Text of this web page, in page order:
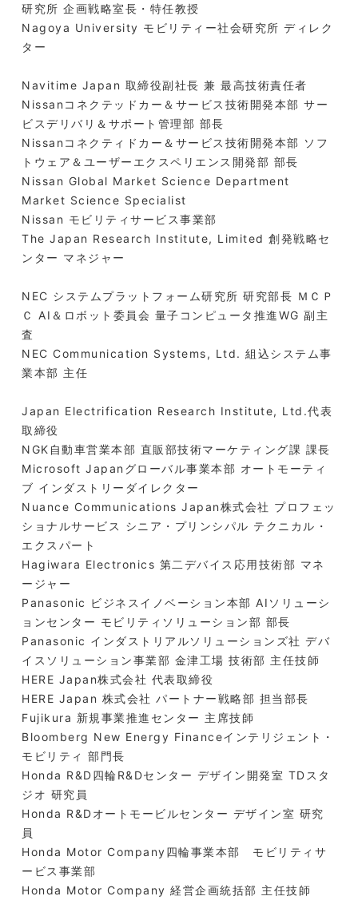
研究所 企画戦略室長・特任教授
Nagoya University モビリティー社会研究所 ディレク
ター
Navitime Japan 取締役副社長 兼 最高技術責任者
Nissanコネクテッドカー＆サービス技術開発本部 サー
ビスデリバリ＆サポート管理部 部長
Nissanコネクティドカー＆サービス技術開発本部 ソフ
トウェア＆ユーザーエクスペリエンス開発部 部長
Nissan Global Market Science Department
Market Science Specialist
Nissan モビリティサービス事業部
The Japan Research Institute, Limited 創発戦略セ
ンター マネジャー
NEC システムプラットフォーム研究所 研究部長 ＭＣＰ
Ｃ AI＆ロボット委員会 量子コンピュータ推進WG 副主
査
NEC Communication Systems, Ltd. 組込システム事
業本部 主任
Japan Electrification Research Institute, Ltd.代表
取締役
NGK自動車営業本部 直販部技術マーケティング課 課長
Microsoft Japanグローバル事業本部 オートモーティ
ブ インダストリーダイレクター
Nuance Communications Japan株式会社 プロフェッ
ショナルサービス シニア・プリンシパル テクニカル・
エクスパート
Hagiwara Electronics 第二デバイス応用技術部 マネ
ージャー
Panasonic ビジネスイノベーション本部 AIソリューシ
ョンセンター モビリティソリューション部 部長
Panasonic インダストリアルソリューションズ社 デバ
イスソリューション事業部 金津工場 技術部 主任技師
HERE Japan株式会社 代表取締役
HERE Japan 株式会社 パートナー戦略部 担当部長
Fujikura 新規事業推進センター 主席技師
Bloomberg New Energy Financeインテリジェント・
モビリティ 部門長
Honda R&D四輪R&Dセンター デザイン開発室 TDスタ
ジオ 研究員
Honda R&Dオートモービルセンター デザイン室 研究
員
Honda Motor Company四輪事業本部 モビリティサ
ービス事業部
Honda Motor Company 経営企画統括部 主任技師